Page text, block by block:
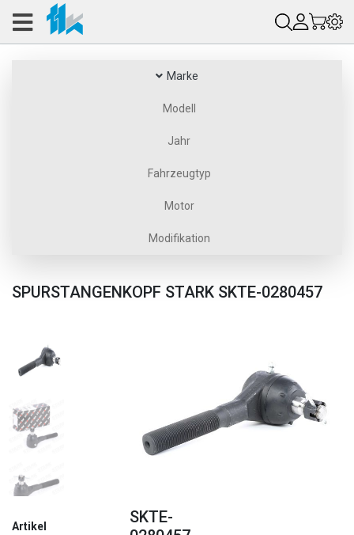
Marke
Modell
Jahr
Fahrzeugtyp
Motor
Modifikation
SPURSTANGENKOPF STARK SKTE-0280457
Artikel
SKTE-